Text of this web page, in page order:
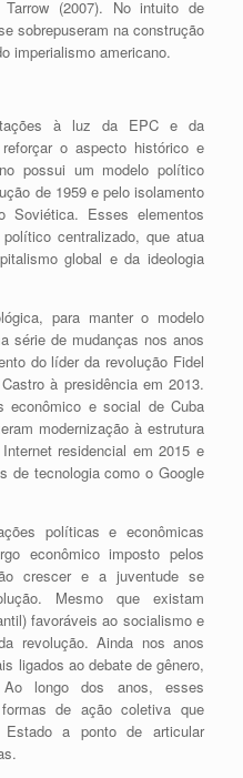
(2007). No intuito de
sobrepuseram na construção
imperialismo americano.
à luz da EPC e da
o aspecto histórico e
possui um modelo político
de 1959 e pelo isolamento
Soviética. Esses elementos
centralizado, que atua
global e da ideologia
para manter o modelo
série de mudanças nos anos
do líder da revolução Fidel
à presidência em 2013.
econômico e social de Cuba
modernização à estrutura
residencial em 2015 e
de tecnologia como o Google
políticas e econômicas
econômico imposto pelos
crescer e a juventude se
Mesmo que existam
favoráveis ao socialismo e
revolução. Ainda nos anos
ligados ao debate de gênero,
longo dos anos, esses
de ação coletiva que
a ponto de articular